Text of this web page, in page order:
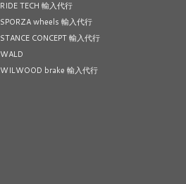
RIDE TECH 輸入代行
SPORZA wheels 輸入代行
STANCE CONCEPT 輸入代行
WALD
WILWOOD brake 輸入代行